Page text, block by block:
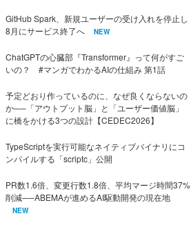
GitHub Spark、新規ユーザーの受け入れを停止し
8月にサービス終了へ
NEW
ChatGPTの心臓部『Transformer』って何がすご
いの？ #マンガでわかるAIの仕組み 第1話
予定どおり作っているのに、なぜ良くならないの
か──「アウトプット脳」と「ユーザー価値脳」
に橋をかける3つの設計【CEDEC2026】
TypeScriptを実行可能なネイティブバイナリにコ
ンパイルする「scriptc」公開
PR数1.6倍、変更行数1.8倍、平均マージ時間37%
削減──ABEMAが進めるAI駆動開発の現在地
NEW